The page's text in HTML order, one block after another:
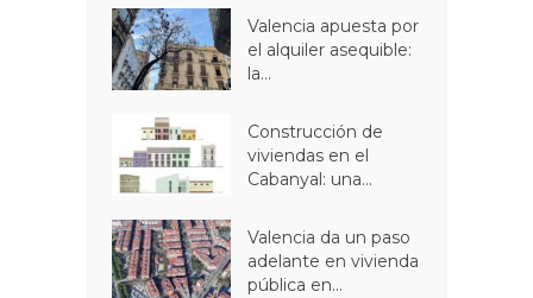
Valencia apuesta por
el alquiler asequible:
la...
Construcción de
viviendas en el
Cabanyal: una...
Valencia da un paso
adelante en vivienda
pública en...